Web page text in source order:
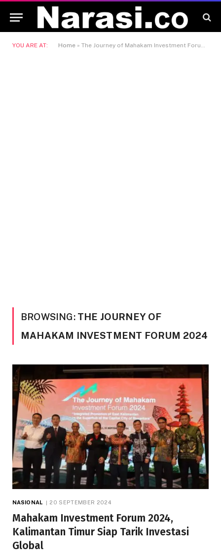
YOU ARE AT: Home » The Journey of Mahakam Investment Forum 2024
BROWSING: THE JOURNEY OF
MAHAKAM INVESTMENT FORUM 2024
NASIONAL 20 SEPTEMBER 2024
Mahakam Investment Forum 2024,
Kalimantan Timur Siap Tarik Investasi
Global